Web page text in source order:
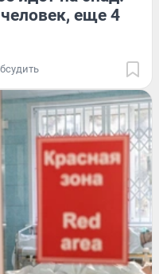
еще 4